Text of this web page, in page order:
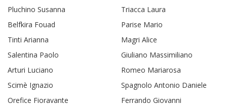
Pluchino Susanna
Triacca Laura
Belfkira Fouad
Parise Mario
Tinti Arianna
Magri Alice
Salentina Paolo
Giuliano Massimiliano
Arturi Luciano
Romeo Mariarosa
Scimè Ignazio
Spagnolo Antonio Daniele
Orefice Fioravante
Ferrando Giovanni